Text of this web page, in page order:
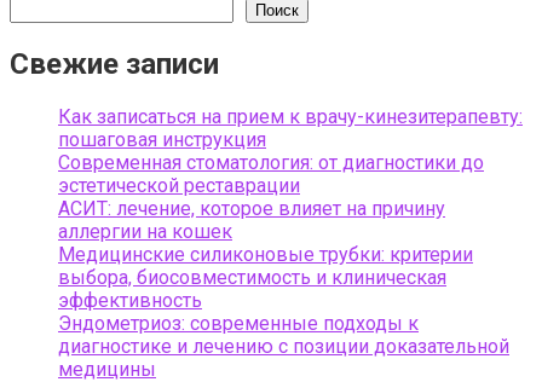
Поиск
Свежие записи
Как записаться на прием к врачу-кинезитерапевту:
пошаговая инструкция
Современная стоматология: от диагностики до
эстетической реставрации
АСИТ: лечение, которое влияет на причину
аллергии на кошек
Медицинские силиконовые трубки: критерии
выбора, биосовместимость и клиническая
эффективность
Эндометриоз: современные подходы к
диагностике и лечению с позиции доказательной
медицины